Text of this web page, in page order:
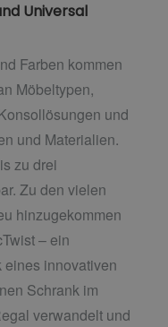
Universal
Farben kommen
Möbeltypen,
und
und Materialien.
zu drei
Zu den vielen
hinzugekommen
– ein
eines innovativen
Schrank im
verwandelt und